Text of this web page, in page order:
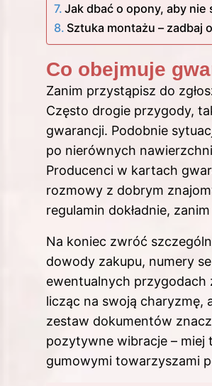
Jak dbać o opony, aby
Sztuka montażu – zadbaj
Co obejmuje
Zanim przystąpisz do
Często drogie przygody,
gwarancji. Podobnie
po nierównych
Producenci w kartach
rozmowy z dobrym
regulamin dokładnie,
Na koniec zwróć
dowody zakupu, numery
ewentualnych przygodach
licząc na swoją charyzmę,
zestaw dokumentów
pozytywne wibracje –
gumowymi towarzyszami